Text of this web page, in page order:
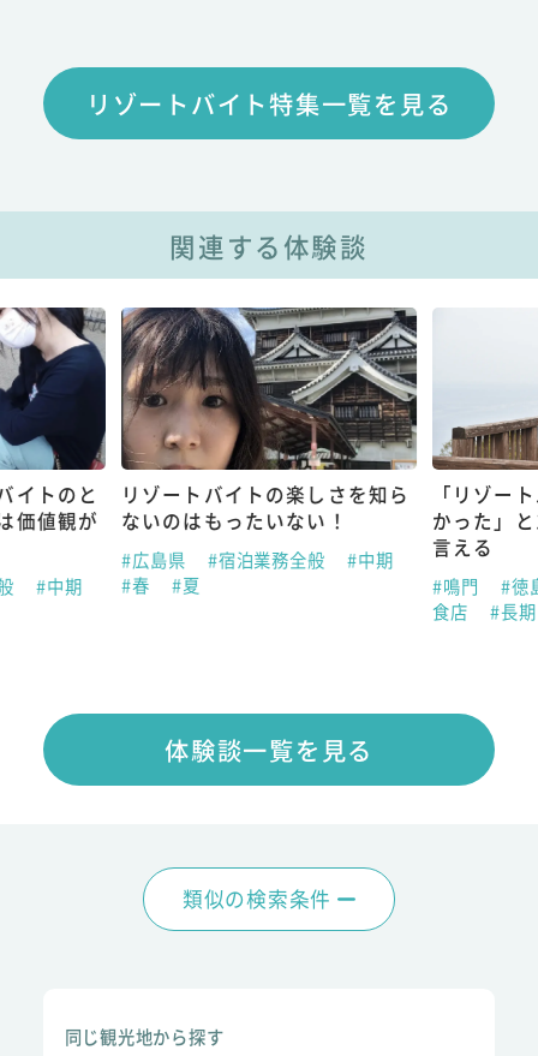
リゾートバイト特集一覧を見る
関連する体験談
イトのと
価値観が
#中期
リゾートバイトの楽しさを知ら
ないのはもったいない！
#広島県 #宿泊業務全般
#中期
#春
#夏
「リゾー
かった」
言える
#鳴門
#徳
食店
#長
体験談一覧を見る
類似の検索条件
同じ観光地から探す